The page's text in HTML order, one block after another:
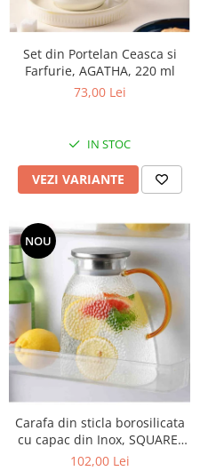
Set din Portelan Ceasca si
Farfurie, AGATHA, 220 ml
73,00 Lei
IN STOC
VEZI VARIANTE
NOU
Carafa din sticla borosilicata
cu capac din Inox, SQUARE,
1400 ml, 9x13x20 cm
102,00 Lei